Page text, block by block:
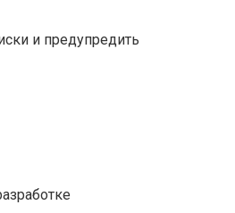
и предупредить